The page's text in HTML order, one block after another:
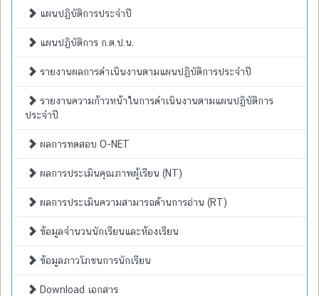
แผนปฏิบัติการประจำปี
แผนปฏิบัติการ ก.ต.ป.น.
รายงานผลการดำเนินงานตามแผนปฏิบัติการประจำปี
รายงานความก้าวหน้าในการดำเนินงานตามแผนปฏิบัติการ
ประจำปี
ผลการทดสอบ O-NET
ผลการประเมินคุณภาพผู้เรียน (NT)
ผลการประเมินความสามารถด้านการอ่าน (RT)
ข้อมูลจำนวนนักเรียนและห้องเรียน
ข้อมูลภาวโภชนการนักเรียน
Download เอกสาร